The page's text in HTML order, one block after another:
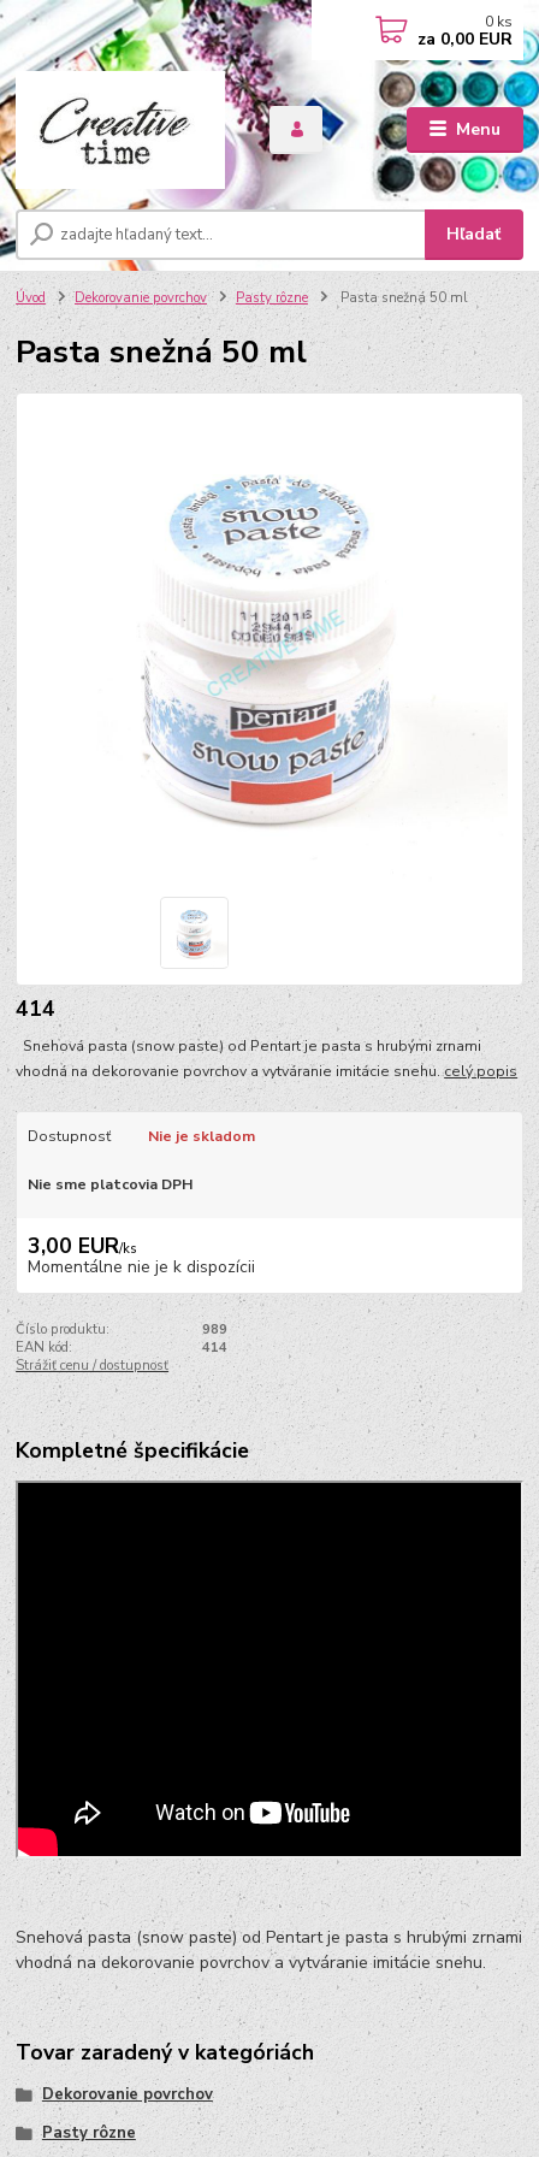
Menu
Hľadať
0 ks
za 0,00 EUR
Úvod Dekorovanie povrchov Pasty rôzne Pasta snežná 50 ml
Pasta snežná 50 ml
414
Snehová pasta (snow paste) od Pentart je pasta s hrubými zrnami
vhodná na dekorovanie povrchov a vytváranie imitácie snehu.celý popis
Dostupnosť Nie je skladom
Nie sme platcovia DPH
3,00 EUR/ks
Momentálne nie je k dispozícii
Číslo produktu:
989
EAN kód:
414
Strážiť cenu / dostupnosť
Kompletné špecifikácie
Snehová pasta (snow paste) od Pentart je pasta s hrubými zrnami
vhodná na dekorovanie povrchov a vytváranie imitácie snehu.
Tovar zaradený v kategóriách
Dekorovanie povrchov
Pasty rôzne